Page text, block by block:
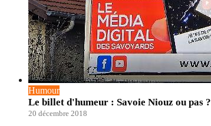
Humour
Le billet d'humeur : Savoie Niouz ou pas ?
20 décembre 2018